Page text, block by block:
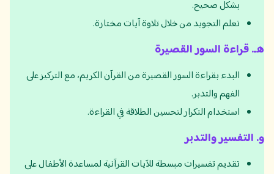
بشكل صحيح.
تعلم التجويد من خلال تلاوة آيات مختارة.
هـ.قراءة السور القصيرة
البدء بقراءة السور القصيرة من القرآن الكريم، مع التركيز على
الفهم والتدبر.
استخدام التكرار لتحسين الطلاقة في القراءة.
و. التفسير والتدبر
تقديم تفسيرات مبسطة للآيات القرآنية لمساعدة الأطفال على